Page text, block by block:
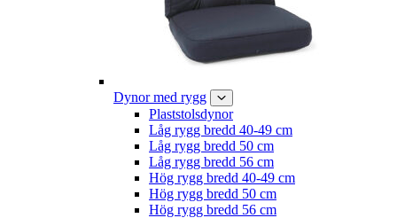
Dynor med rygg
Plaststolsdynor
Låg rygg bredd 40-49 cm
Låg rygg bredd 50 cm
Låg rygg bredd 56 cm
Hög rygg bredd 40-49 cm
Hög rygg bredd 50 cm
Hög rygg bredd 56 cm